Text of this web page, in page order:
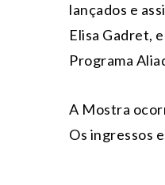
lançados e
Elisa Gadret,
Programa
A Mostra
Os ingressos